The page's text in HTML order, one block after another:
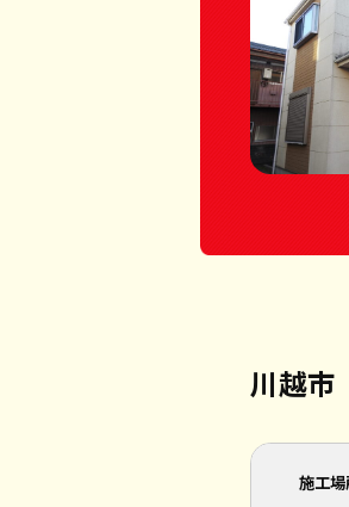
川越
施工場